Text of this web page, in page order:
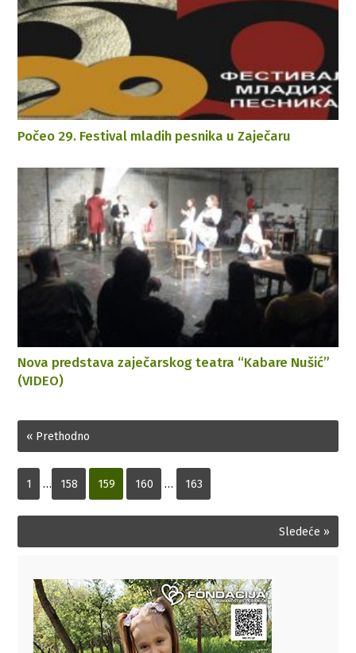
Počeo 29. Festival mladih pesnika u Zaječaru
Nova predstava zaječarskog teatra “Kabare Nušić”
(VIDEO)
« Prethodno
1 … 158 159 160 … 163
Sledeće »